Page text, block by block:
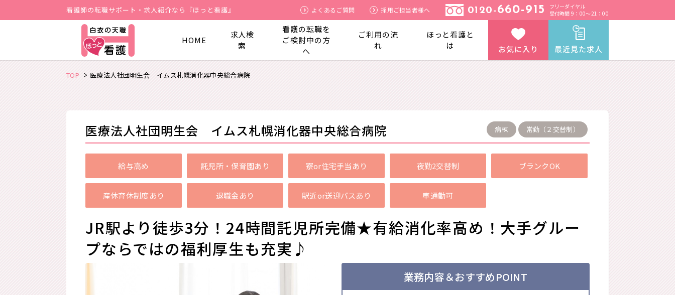
お気に入り 最近見た求人
看護師の転職サポート・求人紹介なら『ほっと看護』 よくあるご質問 採用ご担当者様へ 0120- 660-915
フリーダイヤル
受付時間 9：00～21：00
HOME
求人検
索
看護の転職を
ご検討中の方
へ
ご利用の流
れ
ほっと看護と
は
TOP 医療法人社団明生会 イムス札幌消化器中央総合病院
医療法人社団明生会 イムス札幌消化器中央総合病院 病棟 常勤（２交替制）
給与高め 託児所・保育園あり 寮or住宅手当あり 夜勤2交替制 ブランクOK
産休育休制度あり 退職金あり 駅近or送迎バスあり 車通勤可
JR駅より徒歩3分！24時間託児所完備★有給消化率高め！大手グルー
プならではの福利厚生も充実♪
業務内容＆おすすめPOINT